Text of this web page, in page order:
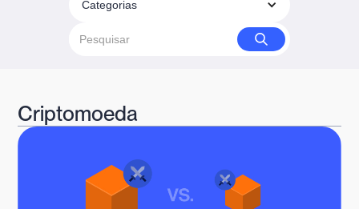
Categorias
Criptomoeda